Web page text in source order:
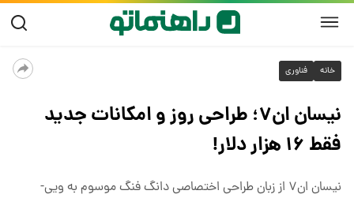
خانه فناوری
نیسان ان۷؛ طراحی روز و امکانات جدید
فقط ۱۶ هزار دلار!
نیسان ان۷ از زبان طراحی اختصاصی دانگ فنگ موسوم به ویی-